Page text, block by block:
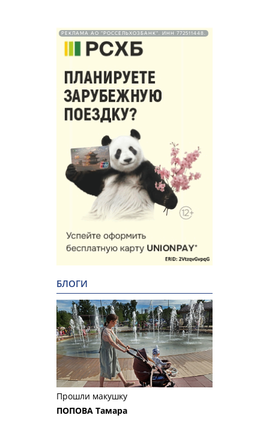
РЕКЛАМА АО "РОССЕЛЬХОЗБАНК". ИНН 772511448.
БЛОГИ
Прошли макушку
ПОПОВА Тамара